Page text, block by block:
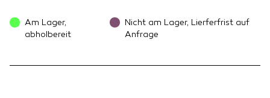
Am Lager,
abholbereit
Nicht am Lager, Lierferfrist auf
Anfrage